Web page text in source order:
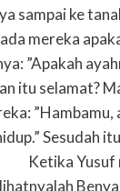
sampai ke
mereka
”Apakah
itu selamat?
”Hambamu,
Sesudah
Ketika Yusuf